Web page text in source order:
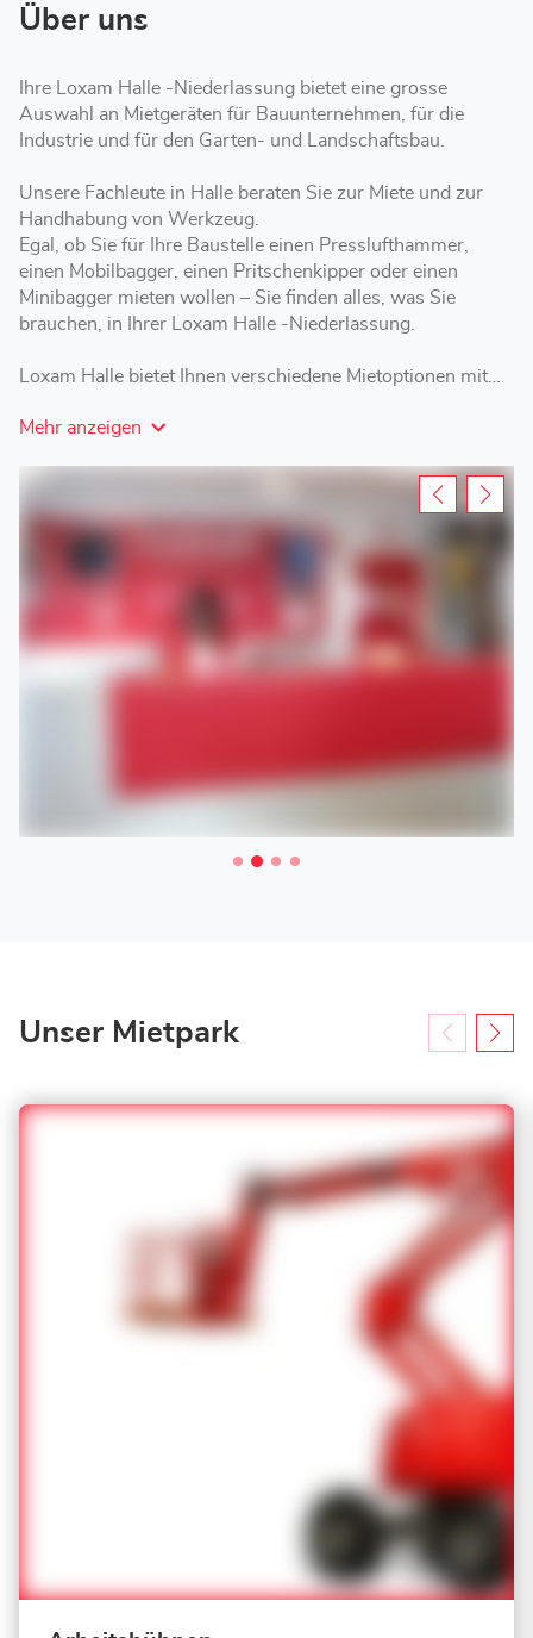
Über uns
Ihre Loxam Halle -Niederlassung bietet eine grosse
Auswahl an Mietgeräten für Bauunternehmen, für die
Industrie und für den Garten- und Landschaftsbau.
Unsere Fachleute in Halle beraten Sie zur Miete und zur
Handhabung von Werkzeug.
Egal, ob Sie für Ihre Baustelle einen Presslufthammer,
einen Mobilbagger, einen Pritschenkipper oder einen
Minibagger mieten wollen – Sie finden alles, was Sie
brauchen, in Ihrer Loxam Halle -Niederlassung.
Loxam Halle bietet Ihnen verschiedene Mietoptionen mit
Anforderungen.
eine Arbeitsbühne oder einen Anhänger inHalle zu mieten.
Mehr anzeigen
Unser Mietpark